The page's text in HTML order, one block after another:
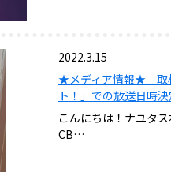
2022.3.15
★メディア情報★ 取
ト！」での放送日時決
こんにちは！ナユタ
CB…